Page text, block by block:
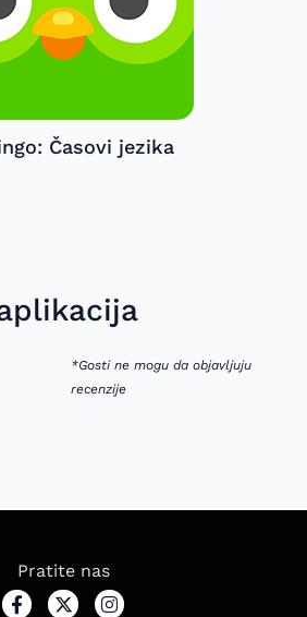
Časovi jezika
*Gosti ne mogu da objavljuju
recenzije
Pratite nas